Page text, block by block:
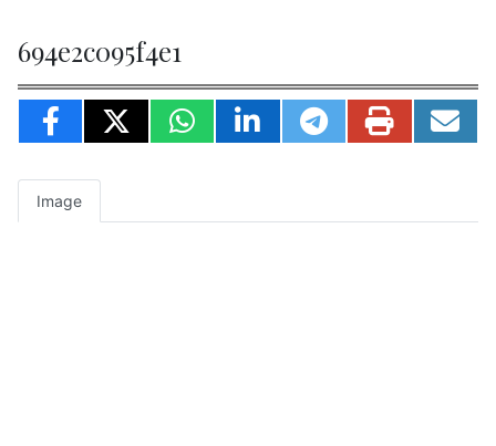
694e2c095f4e1
Image